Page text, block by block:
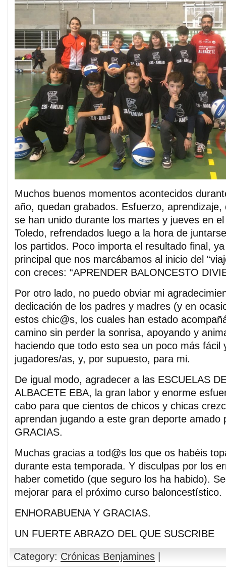
Muchos buenos momentos acontecidos
año, quedan grabados. Esfuerzo, aprendizaje,
se han unido durante los martes y jueves en
Toledo, refrendados luego a la hora de
los partidos. Poco importa el resultado final,
principal que nos marcábamos al inicio del
con creces: “APRENDER BALONCESTO
Por otro lado, no puedo obviar mi
dedicación de los padres y madres (y en
estos chic@s, los cuales han estado
camino sin perder la sonrisa, apoyando y
haciendo que todo esto sea un poco más fácil
jugadores/as, y, por supuesto, para mi.
De igual modo, agradecer a las ESCUELAS
ALBACETE EBA, la gran labor y enorme
cabo para que cientos de chicos y chicas
aprendan jugando a este gran deporte amado
GRACIAS.
Muchas gracias a tod@s los que os habéis
durante esta temporada. Y disculpas por los
haber cometido (que seguro los ha habido).
mejorar para el próximo curso baloncestístico.
ENHORABUENA Y GRACIAS.
UN FUERTE ABRAZO DEL QUE SUSCRIBE
Category: Crónicas Benjamines |